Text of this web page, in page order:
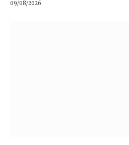
09/08/2026